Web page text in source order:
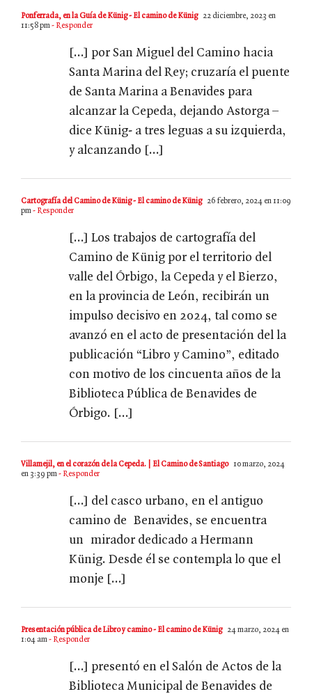
Ponferrada, en la Guía de Künig - El camino de Künig 22 diciembre, 2023 en
11:58 pm- Responder
[…] por San Miguel del Camino hacia
Santa Marina del Rey; cruzaría el puente
de Santa Marina a Benavides para
alcanzar la Cepeda, dejando Astorga –
dice Künig- a tres leguas a su izquierda,
y alcanzando […]
Cartografía del Camino de Künig - El camino de Künig 26 febrero, 2024 en 11:09
pm- Responder
[…] Los trabajos de cartografía del
Camino de Künig por el territorio del
valle del Órbigo, la Cepeda y el Bierzo,
en la provincia de León, recibirán un
impulso decisivo en 2024, tal como se
avanzó en el acto de presentación del la
publicación “Libro y Camino”, editado
con motivo de los cincuenta años de la
Biblioteca Pública de Benavides de
Órbigo. […]
Villamejil, en el corazón de la Cepeda. | El Camino de Santiago 10 marzo, 2024
en 3:39 pm- Responder
[…] del casco urbano, en el antiguo
camino de Benavides, se encuentra
un mirador dedicado a Hermann
Künig. Desde él se contempla lo que el
monje […]
Presentación pública de Libro y camino - El camino de Künig 24 marzo, 2024 en
1:04 am- Responder
[…] presentó en el Salón de Actos de la
Biblioteca Municipal de Benavides de